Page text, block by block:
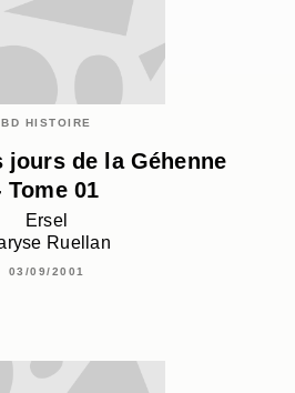
BD HISTOIRE
jours de la Géhenne
Tome 01
Ersel
Ruellan
03/09/2001